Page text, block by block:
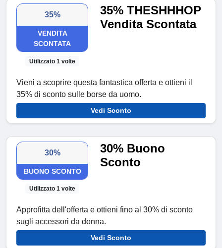
35%
VENDITA
SCONTATA
Utilizzato 1 volte
35% THESHHHOP
Vendita Scontata
Vieni a scoprire questa fantastica offerta e ottieni il
35% di sconto sulle borse da uomo.
Vedi Sconto
30%
BUONO SCONTO
Utilizzato 1 volte
30% Buono
Sconto
Approfitta dell'offerta e ottieni fino al 30% di sconto
sugli accessori da donna.
Vedi Sconto